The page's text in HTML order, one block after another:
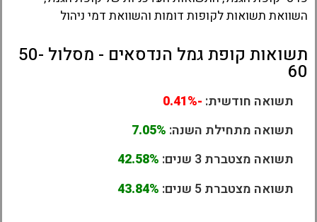
השוואת תשואות לקופות דומות והשוואת דמי ניהול
תשואות קופת גמל הנדסאים - מסלול 50-
60
תשואה חודשית: -0.41%
תשואה מתחילת השנה: 7.05%
תשואה מצטברת 3 שנים:
42.58%
תשואה מצטברת 5 שנים:
43.84%